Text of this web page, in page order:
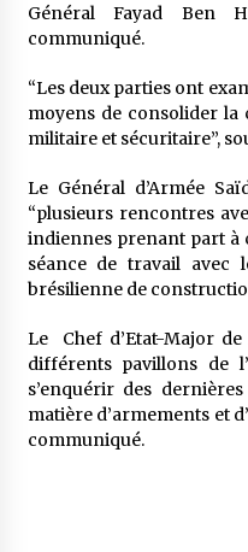
Général Fayad Ben
communiqué.
“Les deux parties ont
moyens de consolider la
militaire et sécuritaire”,
Le Général d’Armée
“plusieurs rencontres
indiennes prenant part à
séance de travail avec
brésilienne de
Le Chef d’Etat-Major de
différents pavillons de
s’enquérir des
matière d’armements et
communiqué.